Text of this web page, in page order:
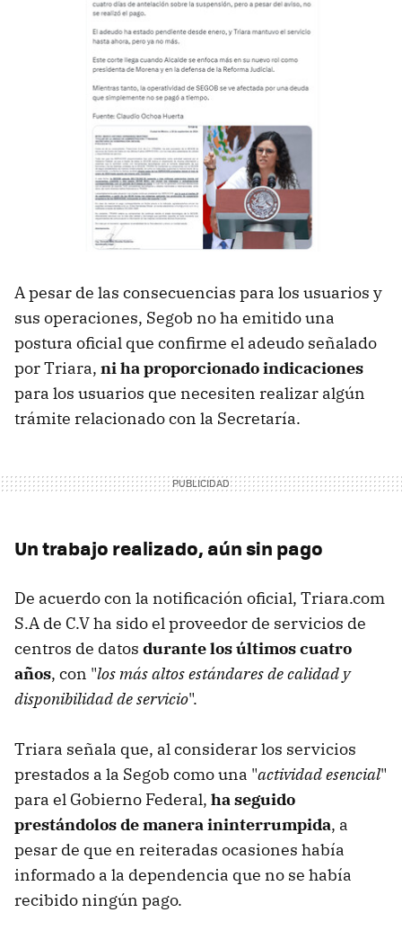
A pesar de las consecuencias para los usuarios y
sus operaciones, Segob no ha emitido una
postura oficial que confirme el adeudo señalado
por Triara, ni ha proporcionado indicaciones
para los usuarios que necesiten realizar algún
trámite relacionado con la Secretaría.
Un trabajo realizado, aún sin pago
De acuerdo con la notificación oficial, Triara.com
S.A de C.V ha sido el proveedor de servicios de
centros de datos durante los últimos cuatro
años, con "los más altos estándares de calidad y
disponibilidad de servicio".
Triara señala que, al considerar los servicios
prestados a la Segob como una "actividad esencial"
para el Gobierno Federal, ha seguido
prestándolos de manera ininterrumpida, a
pesar de que en reiteradas ocasiones había
informado a la dependencia que no se había
recibido ningún pago.